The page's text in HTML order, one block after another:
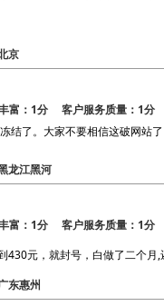
京
富：1分 客户服务质量：1分
结了。大家不要相信这破网站
龙江黑河
富：1分 客户服务质量：1分
430元，就封号，白做了二个
东惠州